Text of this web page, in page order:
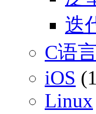
迭
C语
iOS
Linux